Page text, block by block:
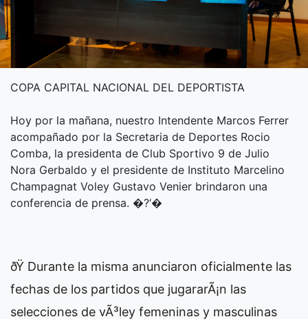
COPA CAPITAL NACIONAL DEL DEPORTISTA
Hoy por la mañana, nuestro Intendente Marcos Ferrer
acompañado por la Secretaria de Deportes Rocio
Comba, la presidenta de Club Sportivo 9 de Julio
Nora Gerbaldo y el presidente de Instituto Marcelino
Champagnat Voley Gustavo Venier brindaron una
conferencia de prensa. �?‘�
ðŸ Durante la misma anunciaron oficialmente las
fechas de los partidos que jugararÃ¡n las
selecciones de vÃ³ley femeninas y masculinas